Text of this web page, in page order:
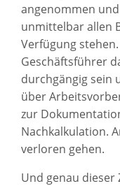
angenommen
unmittelbar allen
Verfügung
Geschäftsführer
durchgängig sein
über
zur
Nachkalkulation.
verloren gehen.
Und genau